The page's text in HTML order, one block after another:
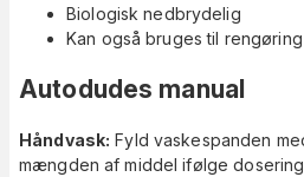
Biologisk nedbrydelig
Kan også bruges til
Autodudes manual
Håndvask: Fyld vaskespanden
mængden af middel ifølge